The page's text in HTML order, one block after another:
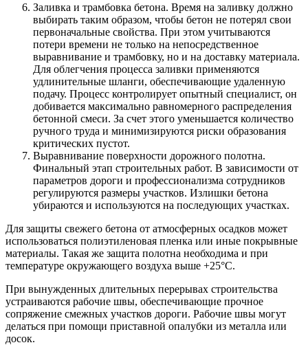
Заливка и трамбовка бетона. Время на заливку должно
выбирать таким образом, чтобы бетон не потерял свои
первоначальные свойства. При этом учитываются
потери времени не только на непосредственное
выравнивание и трамбовку, но и на доставку материала.
Для облегчения процесса заливки применяются
удлинительные шланги, обеспечивающие удаленную
подачу. Процесс контролирует опытный специалист, он
добивается максимально равномерного распределения
бетонной смеси. За счет этого уменьшается количество
ручного труда и минимизируются риски образования
критических пустот.
Выравнивание поверхности дорожного полотна.
Финальный этап строительных работ. В зависимости от
параметров дороги и профессионализма сотрудников
регулируются размеры участков. Излишки бетона
убираются и используются на последующих участках.
Для защиты свежего бетона от атмосферных осадков может
использоваться полиэтиленовая пленка или иные покрывные
материалы. Такая же защита полотна необходима и при
температуре окружающего воздуха выше +25°С.
При вынужденных длительных перерывах строительства
устраиваются рабочие швы, обеспечивающие прочное
сопряжение смежных участков дороги. Рабочие швы могут
делаться при помощи приставной опалубки из металла или
досок.